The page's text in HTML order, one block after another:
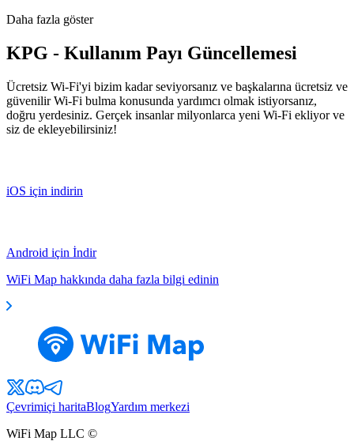
Daha fazla göster
KPG - Kullanım Payı Güncellemesi
Ücretsiz Wi-Fi'yi bizim kadar seviyorsanız ve başkalarına ücretsiz ve
güvenilir Wi-Fi bulma konusunda yardımcı olmak istiyorsanız,
doğru yerdesiniz. Gerçek insanlar milyonlarca yeni Wi-Fi ekliyor ve
siz de ekleyebilirsiniz!
iOS için indirin
Android için İndir
WiFi Map hakkında daha fazla bilgi edinin
Çevrimiçi haritaBlogYardım merkezi
WiFi Map LLC ©